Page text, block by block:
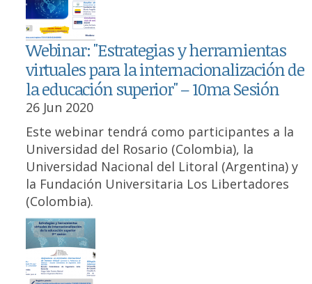
Webinar: "Estrategias y herramientas
virtuales para la internacionalización de
la educación superior" – 10ma Sesión
26 Jun 2020
Este webinar tendrá como participantes a la
Universidad del Rosario (Colombia), la
Universidad Nacional del Litoral (Argentina) y
la Fundación Universitaria Los Libertadores
(Colombia).